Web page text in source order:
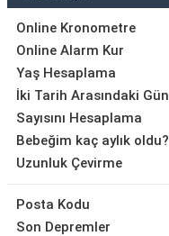
Online Kronometre
Online Alarm Kur
Yaş Hesaplama
İki Tarih Arasındaki Gün
Sayısını Hesaplama
Bebeğim kaç aylık oldu?
Uzunluk Çevirme
Posta Kodu
Son Depremler